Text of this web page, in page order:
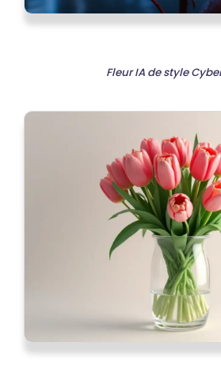
Fleur IA de style